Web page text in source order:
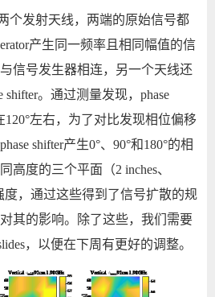
个发射天线，两端的原始信号都
产生同一频率且相同幅值的信
信号发生器相连，另一个天线还
shifter。通过测量发现，phase
120°左右，为了对比发现相位偏移
shifter产生0°、90°和180°的相
高度的三个平面（2 inches、
度，通过这些得到了信号扩散的规
其的影响。除了这些，我们需要
，以便在下周有更好的调整。